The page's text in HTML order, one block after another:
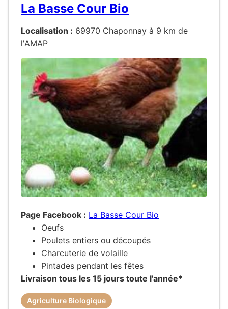
La Basse Cour Bio
Localisation : 69970 Chaponnay à 9 km de
l'AMAP
Page Facebook : La Basse Cour Bio
Oeufs
Poulets entiers ou découpés
Charcuterie de volaille
Pintades pendant les fêtes
Livraison tous les 15 jours toute l'année*
Agriculture Biologique